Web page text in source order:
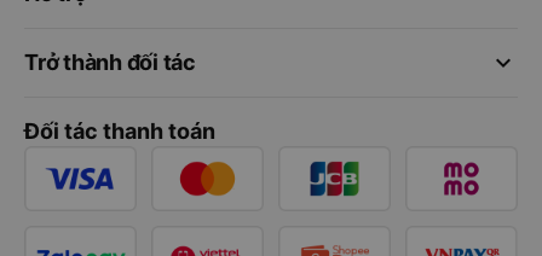
keyboard_arrow_down
Trở thành đối tác
Đối tác thanh toán